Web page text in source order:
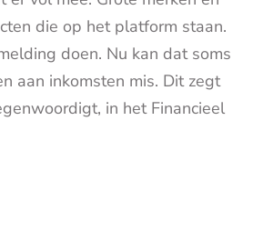
die op het platform staan.
doen. Nu kan dat soms
aan inkomsten mis. Dit zegt
in het Financieel